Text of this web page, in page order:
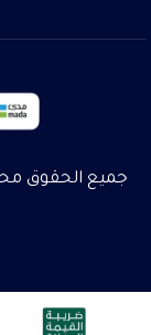
جميع الحقوق